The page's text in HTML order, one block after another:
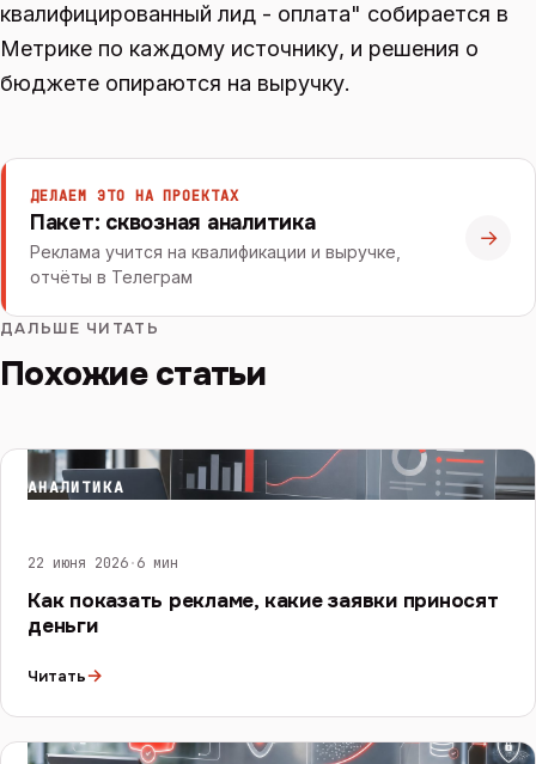
квалифицированный лид - оплата" собирается в
Метрике по каждому источнику, и решения о
бюджете опираются на выручку.
ДЕЛАЕМ ЭТО НА ПРОЕКТАХ
Пакет: сквозная аналитика
Реклама учится на квалификации и выручке,
отчёты в Телеграм
→
ДАЛЬШЕ ЧИТАТЬ
Похожие статьи
АНАЛИТИКА
22 июня 2026·6 мин
Как показать рекламе, какие заявки приносят
деньги
Читать→